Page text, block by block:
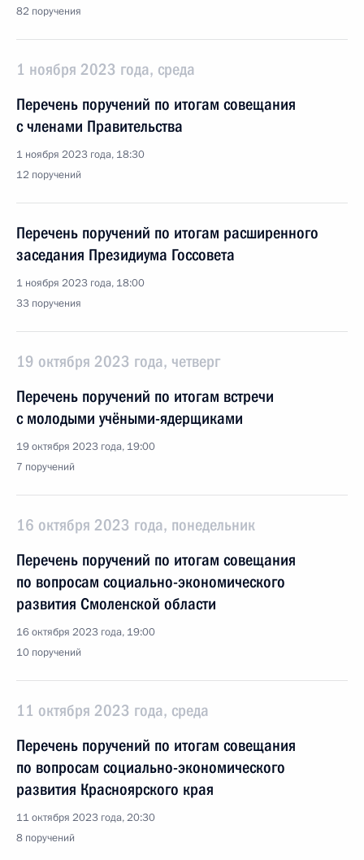
82 поручения
1 ноября 2023 года, среда
Перечень поручений по итогам совещания
с членами Правительства
1 ноября 2023 года, 18:30
12 поручений
Перечень поручений по итогам расширенного
заседания Президиума Госсовета
1 ноября 2023 года, 18:00
33 поручения
19 октября 2023 года, четверг
Перечень поручений по итогам встречи
с молодыми учёными-ядерщиками
19 октября 2023 года, 19:00
7 поручений
16 октября 2023 года, понедельник
Перечень поручений по итогам совещания
по вопросам социально-экономического
развития Смоленской области
16 октября 2023 года, 19:00
10 поручений
11 октября 2023 года, среда
Перечень поручений по итогам совещания
по вопросам социально-экономического
развития Красноярского края
11 октября 2023 года, 20:30
8 поручений